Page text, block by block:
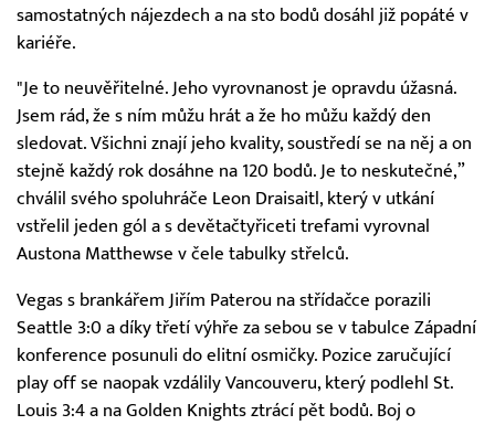
samostatných nájezdech a na sto bodů dosáhl již popáté v
kariéře.
"Je to neuvěřitelné. Jeho vyrovnanost je opravdu úžasná.
Jsem rád, že s ním můžu hrát a že ho můžu každý den
sledovat. Všichni znají jeho kvality, soustředí se na něj a on
stejně každý rok dosáhne na 120 bodů. Je to neskutečné,”
chválil svého spoluhráče Leon Draisaitl, který v utkání
vstřelil jeden gól a s devětačtyřiceti trefami vyrovnal
Austona Matthewse v čele tabulky střelců.
Vegas s brankářem Jiřím Paterou na střídačce porazili
Seattle 3:0 a díky třetí výhře za sebou se v tabulce Západní
konference posunuli do elitní osmičky. Pozice zaručující
play off se naopak vzdálily Vancouveru, který podlehl St.
Louis 3:4 a na Golden Knights ztrácí pět bodů. Boj o